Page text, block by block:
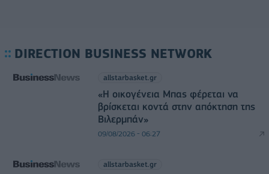
DIRECTION BUSINESS NETWORK
allstarbasket.gr
«Η οικογένεια Μπας φέρεται να
βρίσκεται κοντά στην απόκτηση της
Βιλερμπάν»
09/08/2026 - 06:27
allstarbasket.gr